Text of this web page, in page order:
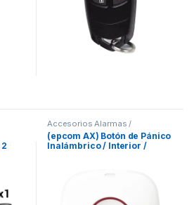
Accesorios Alarmas /
Domotica, Alarmas / Casa
Inteligente
(epcom AX) Botón de Pánico
Inalámbrico / Interior /